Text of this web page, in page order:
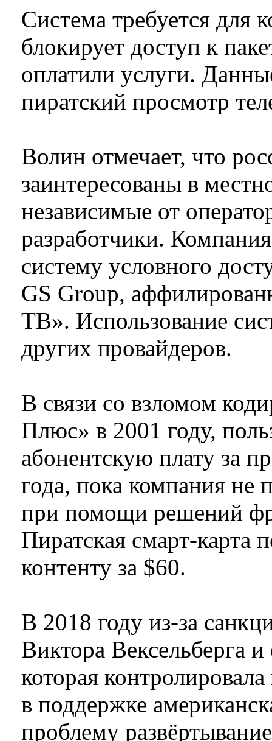
Система требуется для
блокирует доступ к
оплатили услуги.
пиратский просмотр
Волин отмечает, что
заинтересованы в
независимые от
разработчики.
систему условного
GS Group,
ТВ». Использование
других провайдеров.
В связи со взломом
Плюс» в 2001 году,
абонентскую плату за
года, пока компания не
при помощи решений
Пиратская смарт-карта
контенту за $60.
В 2018 году из-за
Виктора Вексельберга
которая
в поддержке
проблему